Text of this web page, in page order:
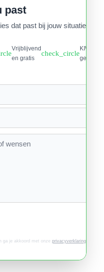
past
dat past bij jouw situatie.
Vrijblijvend
en gratis
check_circle
KIWA
ga je akkoord met onze privacyverklaring.